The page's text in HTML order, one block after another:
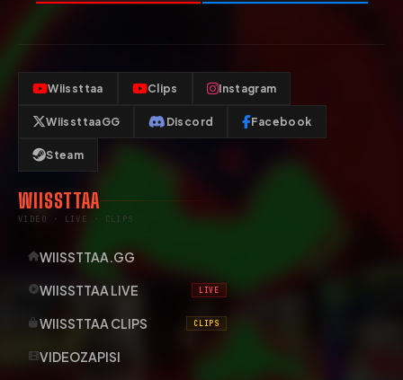
Wiissttaa Clips Instagram
WiissttaaGG Discord Facebook
Steam
WIISSTTAA
VIDEO · LIVE · CLIPS
WIISSTTAA.GG
WIISSTTAA LIVE LIVE
WIISSTTAA CLIPS CLIPS
VIDEOZAPISI